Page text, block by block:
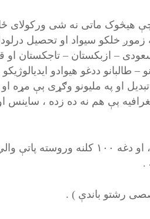
هیڅوک ماتی نه شی ورکولای
خلکو سیواد او تحصیل
سعودی – ازبکستان –
طالبانو ددغو هیوادو
تبدیل او په ملیونو وګړی ېې مړه
ېې هم نه ده زده ، ساینس
له پاره ددې چې نور د مجاهد او طالب بازی ونه
.